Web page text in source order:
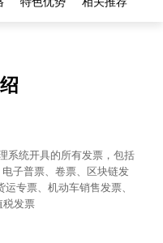
系统开具的所有发票，包括
子普票、卷票、区块链发
专票、机动车销售发票、
税发票